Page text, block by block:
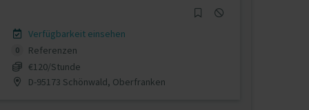
Verfügbarkeit einsehen
0
Referenzen
€120/Stunde
D-95173 Schönwald, Oberfranken